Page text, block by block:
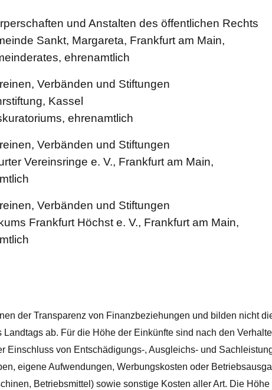
und Anstalten des öffentlichen Rechts
Sankt, Margareta, Frankfurt am Main,
ehrenamtlich
Verbänden und Stiftungen
Kassel
ehrenamtlich
Verbänden und Stiftungen
Vereinsringe e. V., Frankfurt am Main,
Verbänden und Stiftungen
Frankfurt Höchst e. V., Frankfurt am Main,
der Transparenz von Finanzbeziehungen und bilden nicht
Landtags ab. Für die Höhe der Einkünfte sind nach den
Einschluss von Entschädigungs-, Ausgleichs- und
eigene Aufwendungen, Werbungskosten oder
Betriebsmittel) sowie sonstige Kosten aller Art. Die